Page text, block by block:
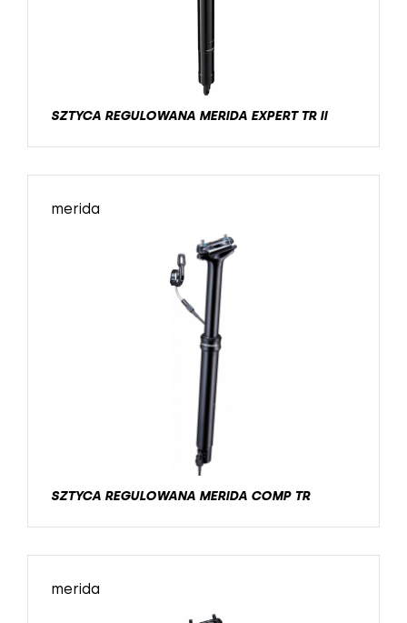
SZTYCA REGULOWANA MERIDA EXPERT TR II
merida
SZTYCA REGULOWANA MERIDA COMP TR
merida